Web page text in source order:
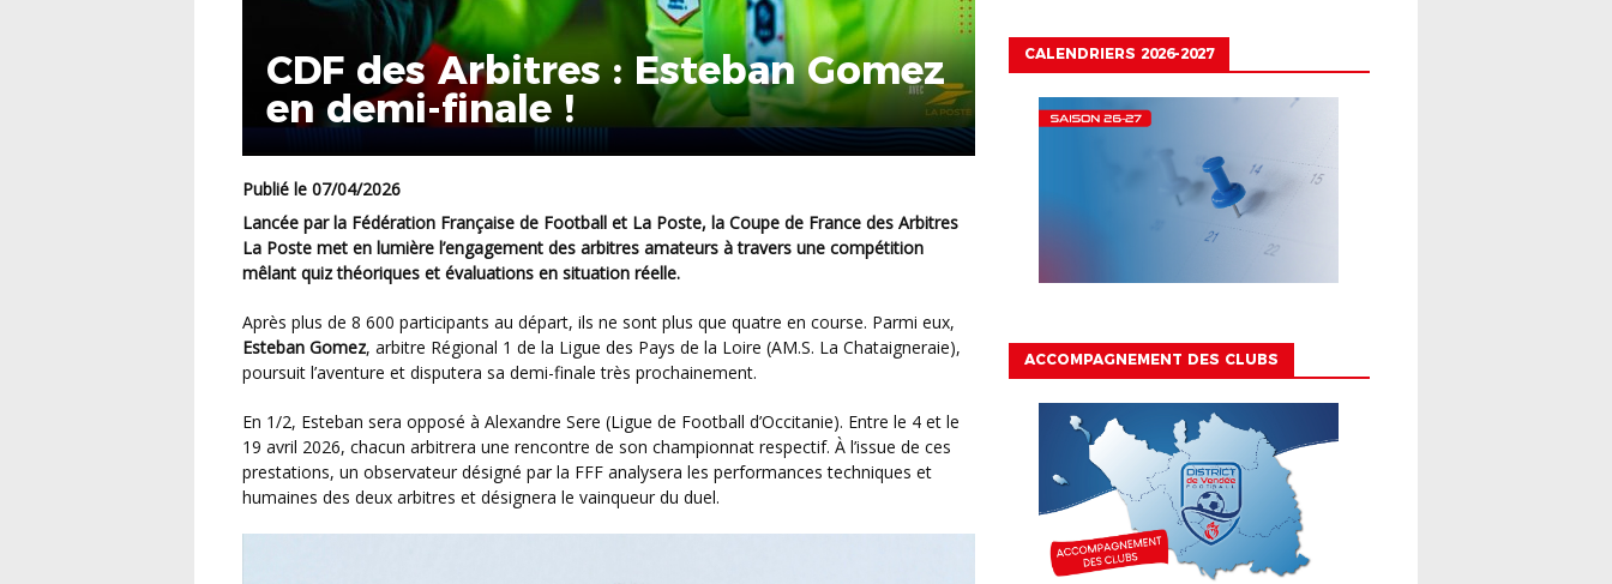
CDF des Arbitres : Esteban Gomez
en demi-finale !
Publié le 07/04/2026
Lancée par la Fédération Française de Football et La Poste, la Coupe de France des Arbitres
La Poste met en lumière l’engagement des arbitres amateurs à travers une compétition
mêlant quiz théoriques et évaluations en situation réelle.
Après plus de 8 600 participants au départ, ils ne sont plus que quatre en course. Parmi eux,
Esteban Gomez, arbitre Régional 1 de la Ligue des Pays de la Loire (AM.S. La Chataigneraie),
poursuit l’aventure et disputera sa demi-finale très prochainement.
En 1/2, Esteban sera opposé à Alexandre Sere (Ligue de Football d’Occitanie). Entre le 4 et le
19 avril 2026, chacun arbitrera une rencontre de son championnat respectif. À l’issue de ces
prestations, un observateur désigné par la FFF analysera les performances techniques et
humaines des deux arbitres et désignera le vainqueur du duel.
CALENDRIERS 2026-2027
ACCOMPAGNEMENT DES CLUBS